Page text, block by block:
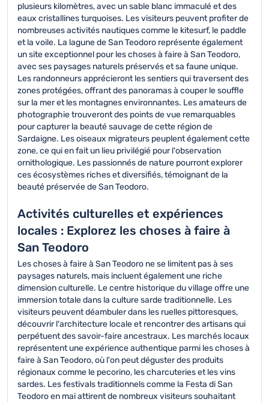
plusieurs kilomètres, avec un sable blanc immaculé et des
eaux cristallines turquoises. Les visiteurs peuvent profiter de
nombreuses activités nautiques comme le kitesurf, le paddle
et la voile. La lagune de San Teodoro représente également
un site exceptionnel pour les choses à faire à San Teodoro,
avec ses paysages naturels préservés et sa faune unique.
Les randonneurs apprécieront les sentiers qui traversent des
zones protégées, offrant des panoramas à couper le souffle
sur la mer et les montagnes environnantes. Les amateurs de
photographie trouveront des points de vue remarquables
pour capturer la beauté sauvage de cette région de
Sardaigne. Les oiseaux migrateurs peuplent également cette
zone, ce qui en fait un lieu privilégié pour l'observation
ornithologique. Les passionnés de nature pourront explorer
ces écosystèmes riches et diversifiés, témoignant de la
beauté préservée de San Teodoro.
Activités culturelles et expériences
locales : Explorez les choses à faire à
San Teodoro
Les choses à faire à San Teodoro ne se limitent pas à ses
paysages naturels, mais incluent également une riche
dimension culturelle. Le centre historique du village offre une
immersion totale dans la culture sarde traditionnelle. Les
visiteurs peuvent déambuler dans les ruelles pittoresques,
découvrir l'architecture locale et rencontrer des artisans qui
perpétuent des savoir-faire ancestraux. Les marchés locaux
représentent une expérience authentique parmi les choses à
faire à San Teodoro, où l'on peut déguster des produits
régionaux comme le pecorino, les charcuteries et les vins
sardes. Les festivals traditionnels comme la Festa di San
Teodoro en mai attirent de nombreux visiteurs souhaitant